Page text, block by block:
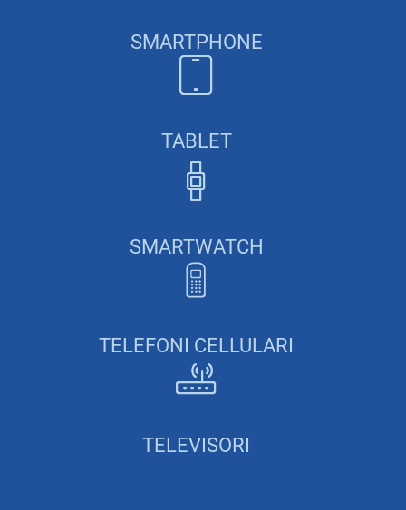
SMARTPHONE
TABLET
SMARTWATCH
TELEFONI CELLULARI
TELEVISORI